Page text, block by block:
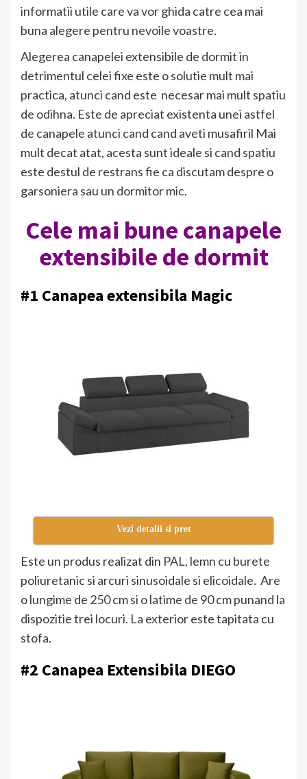
informatii utile care va vor ghida catre cea mai
buna alegere pentru nevoile voastre.
Alegerea canapelei extensibile de dormit in
detrimentul celei fixe este o solutie mult mai
practica, atunci cand este necesar mai mult spatiu
de odihna. Este de apreciat existenta unei astfel
de canapele atunci cand cand aveti musafiril Mai
mult decat atat, acesta sunt ideale si cand spatiu
este destul de restrans fie ca discutam despre o
garsoniera sau un dormitor mic.
Cele mai bune canapele
extensibile de dormit
#1 Canapea extensibila Magic
Vezi detalii si pret
Este un produs realizat din PAL, lemn cu burete
poliuretanic si arcuri sinusoidale si elicoidale. Are
o lungime de 250 cm si o latime de 90 cm punand la
dispozitie trei locuri. La exterior este tapitata cu
stofa.
#2 Canapea Extensibila DIEGO